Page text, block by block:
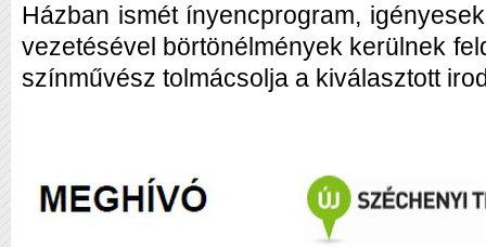
Házban ismét ínyencprogram,
vezetésével börtönélmények kerülnek
színművész tolmácsolja a kiválasztott